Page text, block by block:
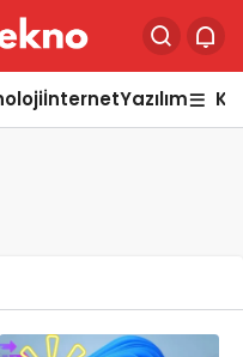
İnternetYazılım